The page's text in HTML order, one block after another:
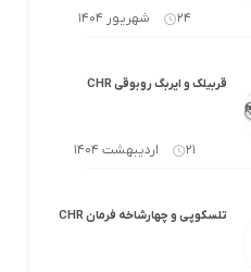
24 شهریور 1404
قربیلک و ایربگ روبوقی CHR
21 اردیبهشت 1404
تلسکوپی و چهارشاخه فرمان CHR